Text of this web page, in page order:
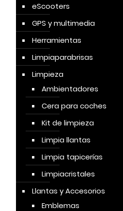
eScooters
GPS y multimedia
Herramientas
Limpiaparabrisas
Limpieza
Ambientadores
Cera para coches
Kit de limpieza
Limpia llantas
Limpia tapicerías
Limpiacristales
Llantas y Accesorios
Emblemas